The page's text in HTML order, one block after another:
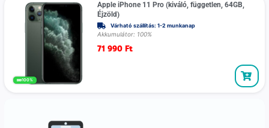
100%
Apple iPhone 11 Pro (kiváló, független, 64GB,
Éjzöld)
Várható szállítás: 1-2 munkanap
Akkumulátor: 100%
71 990 Ft